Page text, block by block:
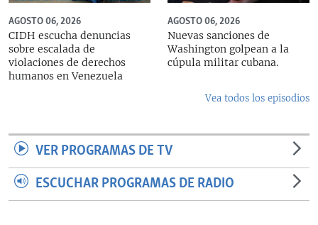
AGOSTO 06, 2026
CIDH escucha denuncias
sobre escalada de
violaciones de derechos
humanos en Venezuela
AGOSTO 06, 2026
Nuevas sanciones de
Washington golpean a la
cúpula militar cubana.
Vea todos los episodios
VER PROGRAMAS DE TV
ESCUCHAR PROGRAMAS DE RADIO